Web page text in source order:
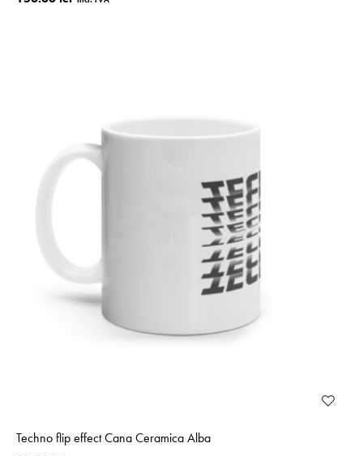
Techno flip effect Cana Ceramica Alba